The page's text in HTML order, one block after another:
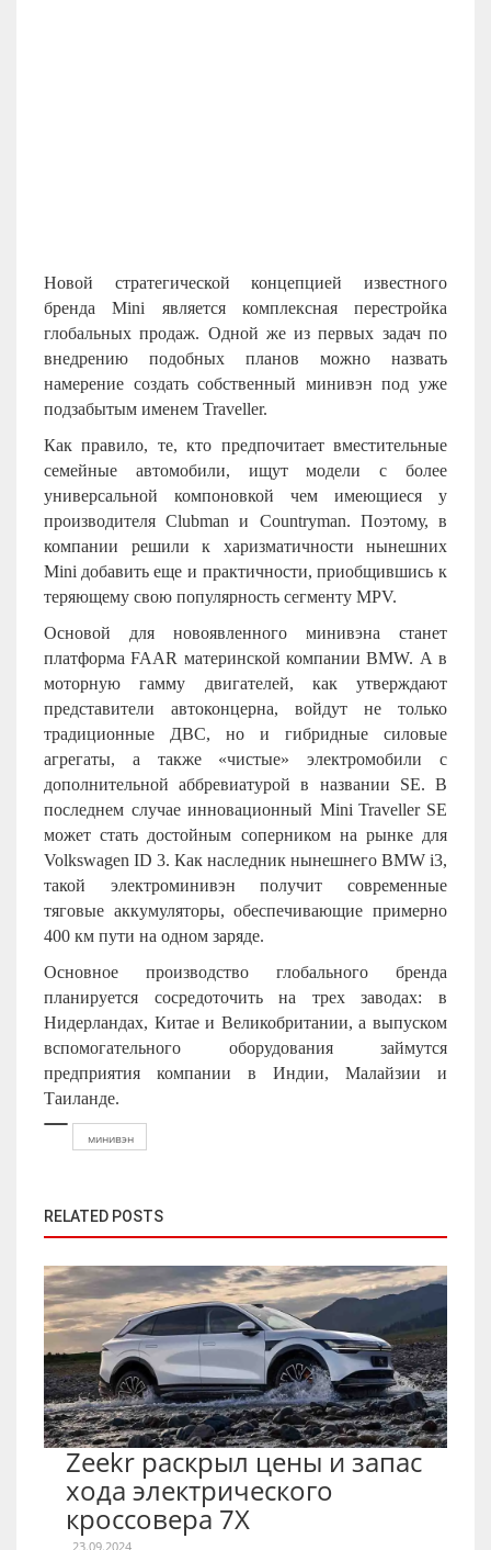
Новой стратегической концепцией известного
брендаMini является комплексная перестройка
глобальных продаж. Одной же из первых задач по
внедрению подобных планов можно назвать
намерение создать собственный минивэн под уже
подзабытым именем Traveller.
Как правило, те, кто предпочитает вместительные
семейные автомобили, ищут модели с более
универсальной компоновкой чем имеющиеся у
производителя Clubman и Countryman. Поэтому, в
компании решили к харизматичности нынешних
Mini добавить еще и практичности, приобщившись к
теряющему свою популярность сегменту MPV.
Основой для новоявленного минивэна станет
платформа FAAR материнской компании BMW. А в
моторную гамму двигателей, как утверждают
представители автоконцерна, войдут не только
традиционные ДВС, но и гибридные силовые
агрегаты, а также «чистые» электромобили с
дополнительной аббревиатурой в названии SE. В
последнем случае инновационный Mini Traveller SE
может стать достойным соперником на рынке для
Volkswagen ID 3. Как наследник нынешнего BMW i3,
такой электроминивэн получит современные
тяговые аккумуляторы, обеспечивающие примерно
400 км пути на одном заряде.
Основное производство глобального бренда
планируется сосредоточить на трех заводах: в
Нидерландах, Китае и Великобритании, а выпуском
вспомогательного оборудования займутся
предприятия компании в Индии, Малайзии и
Таиланде.
минивэн
RELATED POSTS
Zeekr раскрыл цены и запас
хода электрического
кроссовера 7X
23.09.2024